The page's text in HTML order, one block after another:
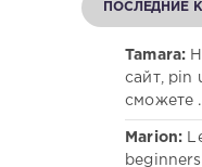
ПОСЛЕДНИЕ
Tamara:
сайт, pin
сможете .
Marion: